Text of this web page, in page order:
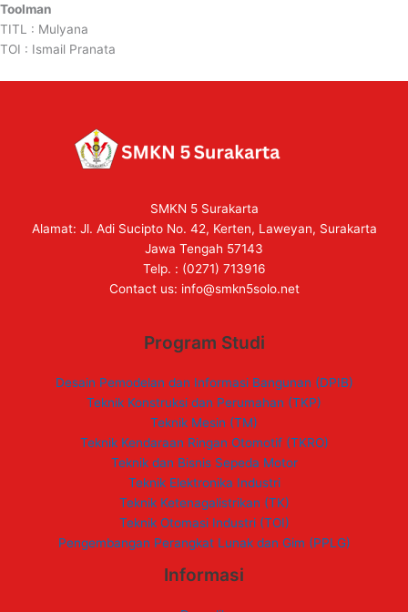
Toolman
TITL : Mulyana
TOI : Ismail Pranata
SMKN 5 Surakarta
Alamat: Jl. Adi Sucipto No. 42, Kerten, Laweyan, Surakarta
Jawa Tengah 57143
Telp. : (0271) 713916
Contact us: info@smkn5solo.net
Program Studi
Desain Pemodelan dan Informasi Bangunan (DPIB)
Teknik Konstruksi dan Perumahan (TKP)
Teknik Mesin (TM)
Teknik Kendaraan Ringan Otomotif (TKRO)
Teknik dan Bisnis Sepeda Motor
Teknik Elektronika Industri
Teknik Ketenagalistrikan (TK)
Teknik Otomasi Industri (TOI)
Pengembangan Perangkat Lunak dan Gim (PPLG)
Informasi